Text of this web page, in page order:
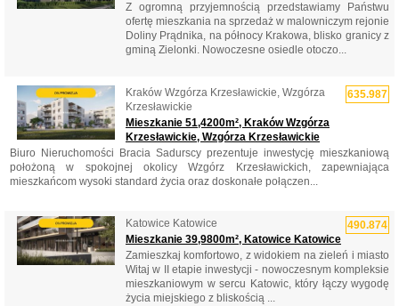
Z ogromną przyjemnością przedstawiamy Państwu
ofertę mieszkania na sprzedaż w malowniczym rejonie
Doliny Prądnika, na północy Krakowa, blisko granicy z
gminą Zielonki. Nowoczesne osiedle otoczo...
635.987
Kraków Wzgórza Krzesławickie, Wzgórza
Krzesławickie
Mieszkanie 51,4200m², Kraków Wzgórza
Krzesławickie, Wzgórza Krzesławickie
Biuro Nieruchomości Bracia Sadurscy prezentuje inwestycję mieszkaniową
położoną w spokojnej okolicy Wzgórz Krzesławickich, zapewniająca
mieszkańcom wysoki standard życia oraz doskonałe połączen...
490.874
Katowice Katowice
Mieszkanie 39,9800m², Katowice Katowice
Zamieszkaj komfortowo, z widokiem na zieleń i miasto
Witaj w II etapie inwestycji - nowoczesnym kompleksie
mieszkaniowym w sercu Katowic, który łączy wygodę
życia miejskiego z bliskością ...